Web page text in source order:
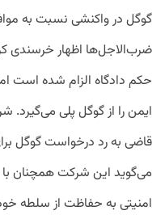
گوگل در واکنشی نسبت به
ضرب‌الاجل‌ها اظهار خرسندی
حکم دادگاه الزام شده است
ایمن را از گوگل پلی
قاضی به رد درخواست گوگل
می‌گوید این شرکت همچنان
امنیتی به حفاظت از سلطه